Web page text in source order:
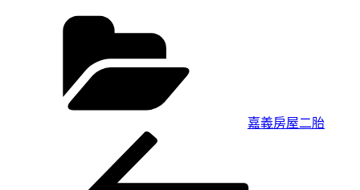
嘉義房屋二胎